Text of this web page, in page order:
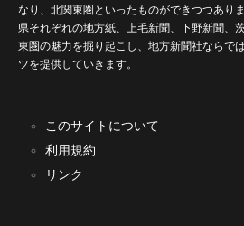
なり、北関東圏といったものができつつあり
県それぞれの地方紙、上毛新聞、下野新聞、
東圏の魅力を掘り起こし、地方新聞社ならで
ツを提供していきます。
このサイトについて
利用規約
リンク